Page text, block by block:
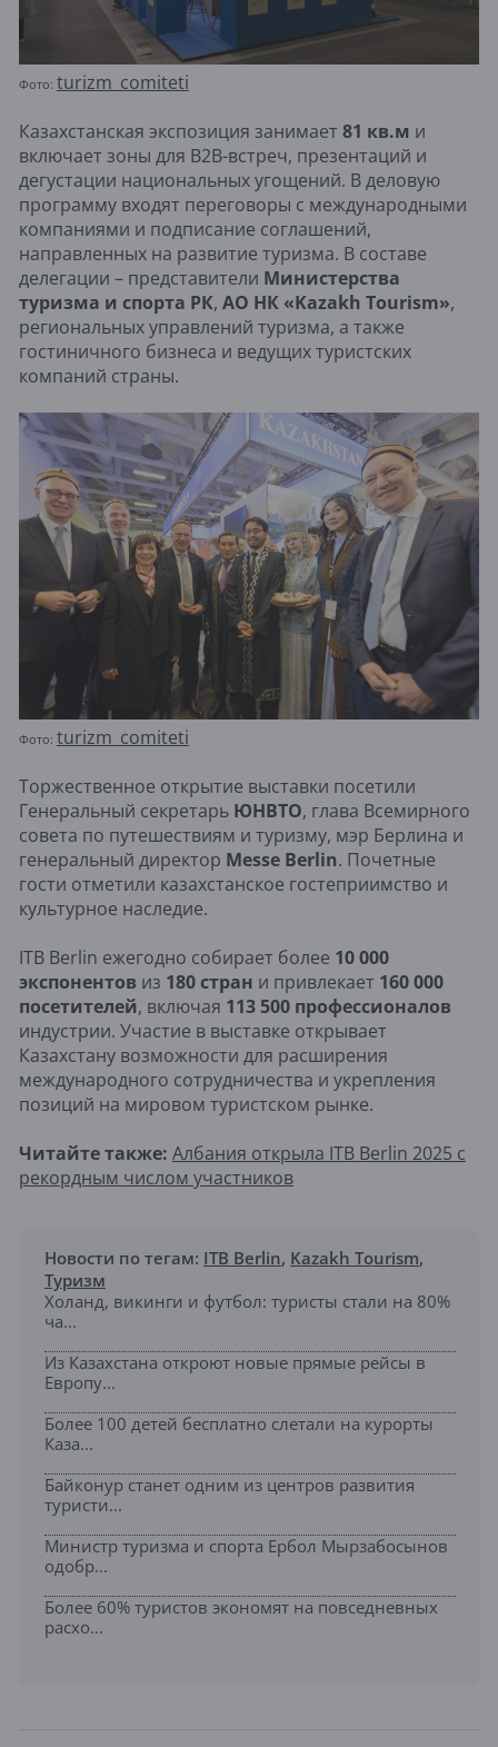
Фото: turizm_comiteti
Казахстанская экспозиция занимает 81 кв.м и
включает зоны для B2B-встреч, презентаций и
дегустации национальных угощений. В деловую
программу входят переговоры с международными
компаниями и подписание соглашений,
направленных на развитие туризма. В составе
делегации – представители Министерства
туризма и спорта РК, АО НК «Kazakh Tourism»,
региональных управлений туризма, а также
гостиничного бизнеса и ведущих туристских
компаний страны.
Фото: turizm_comiteti
Торжественное открытие выставки посетили
Генеральный секретарь ЮНВТО, глава Всемирного
совета по путешествиям и туризму, мэр Берлина и
генеральный директор Messe Berlin. Почетные
гости отметили казахстанское гостеприимство и
культурное наследие.
ITB Berlin ежегодно собирает более 10 000
экспонентов из 180 стран и привлекает 160 000
посетителей, включая 113 500 профессионалов
индустрии. Участие в выставке открывает
Казахстану возможности для расширения
международного сотрудничества и укрепления
позиций на мировом туристском рынке.
Читайте также: Албания открыла ITB Berlin 2025 с
рекордным числом участников
Новости по тегам: ITB Berlin, Kazakh Tourism,
Туризм
Холанд, викинги и футбол: туристы стали на 80%
ча...
Из Казахстана откроют новые прямые рейсы в
Европу...
Более 100 детей бесплатно слетали на курорты
Каза...
Байконур станет одним из центров развития
туристи...
Министр туризма и спорта Ербол Мырзабосынов
одобр...
Более 60% туристов экономят на повседневных
расхо...